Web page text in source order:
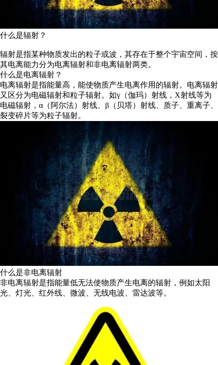
什么是辐射？
辐射是指某种物质发出的粒子或波，其存在于整个宇宙空间，按
其电离能力分为电离辐射和非电离辐射两类。
什么是电离辐射？
电离辐射是指能量高，能使物质产生电离作用的辐射。电离辐射
又区分为电磁辐射和粒子辐射。如γ（伽玛）射线，X射线等为
电磁辐射，α（阿尔法）射线、β（贝塔）射线、质子、重离子、
裂变碎片等为粒子辐射。
什么是非电离辐射
非电离辐射是指能量低无法使物质产生电离的辐射，例如太阳
光、灯光、红外线、微波、无线电波、雷达波等。